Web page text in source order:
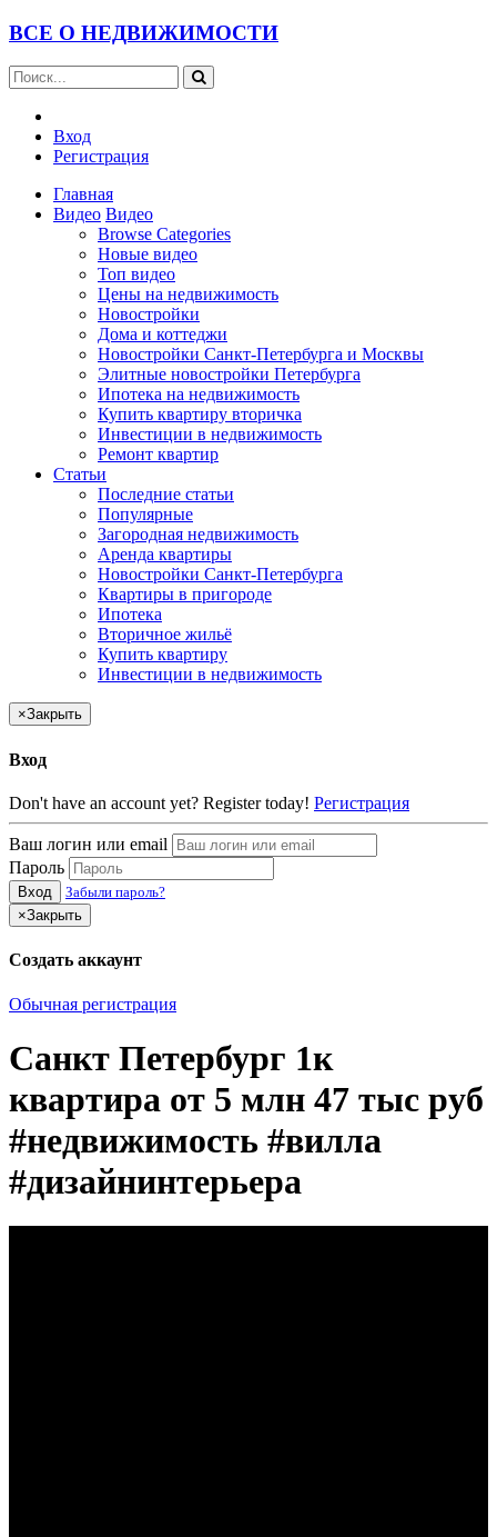
ВСЕ О НЕДВИЖИМОСТИ
Вход
Регистрация
Главная
Видео Видео
Browse Categories
Новые видео
Топ видео
Цены на недвижимость
Новостройки
Дома и коттеджи
Новостройки Санкт-Петербурга и Москвы
Элитные новостройки Петербурга
Ипотека на недвижимость
Купить квартиру вторичка
Инвестиции в недвижимость
Ремонт квартир
Статьи
Последние статьи
Популярные
Загородная недвижимость
Аренда квартиры
Новостройки Санкт-Петербурга
Квартиры в пригороде
Ипотека
Вторичное жильё
Купить квартиру
Инвестиции в недвижимость
×Закрыть
Вход
Don't have an account yet? Register today! Регистрация
Ваш логин или email
Пароль
Вход
Забыли пароль?
×Закрыть
Создать аккаунт
Обычная регистрация
Санкт Петербург 1к
квартира от 5 млн 47 тыс руб
#недвижимость #вилла
#дизайнинтерьера